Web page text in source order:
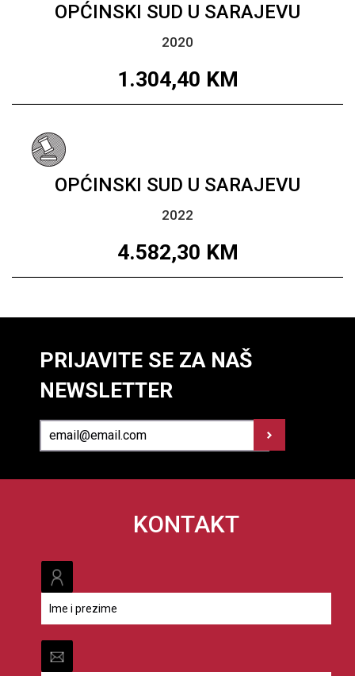
OPĆINSKI SUD U SARAJEVU
2020
1.304,40 KM
OPĆINSKI SUD U SARAJEVU
2022
4.582,30 KM
PRIJAVITE SE ZA NAŠ
NEWSLETTER
KONTAKT